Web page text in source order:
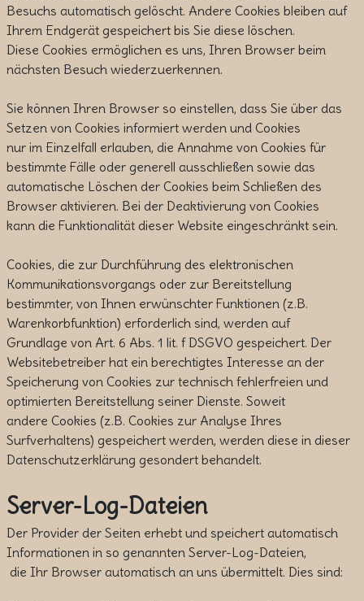
Besuchs automatisch gelöscht. Andere Cookies bleiben auf
Ihrem Endgerät gespeichert bis Sie diese löschen.
Diese Cookies ermöglichen es uns, Ihren Browser beim
nächsten Besuch wiederzuerkennen.
Sie können Ihren Browser so einstellen, dass Sie über das
Setzen von Cookies informiert werden und Cookies
nur im Einzelfall erlauben, die Annahme von Cookies für
bestimmte Fälle oder generell ausschließen sowie das
automatische Löschen der Cookies beim Schließen des
Browser aktivieren. Bei der Deaktivierung von Cookies
kann die Funktionalität dieser Website eingeschränkt sein.
Cookies, die zur Durchführung des elektronischen
Kommunikationsvorgangs oder zur Bereitstellung
bestimmter, von Ihnen erwünschter Funktionen (z.B.
Warenkorbfunktion) erforderlich sind, werden auf
Grundlage von Art. 6 Abs. 1 lit. f DSGVO gespeichert. Der
Websitebetreiber hat ein berechtigtes Interesse an der
Speicherung von Cookies zur technisch fehlerfreien und
optimierten Bereitstellung seiner Dienste. Soweit
andere Cookies (z.B. Cookies zur Analyse Ihres
Surfverhaltens) gespeichert werden, werden diese in dieser
Datenschutzerklärung gesondert behandelt.
Server-Log-Dateien
Der Provider der Seiten erhebt und speichert automatisch
Informationen in so genannten Server-Log-Dateien,
die Ihr Browser automatisch an uns übermittelt. Dies sind: